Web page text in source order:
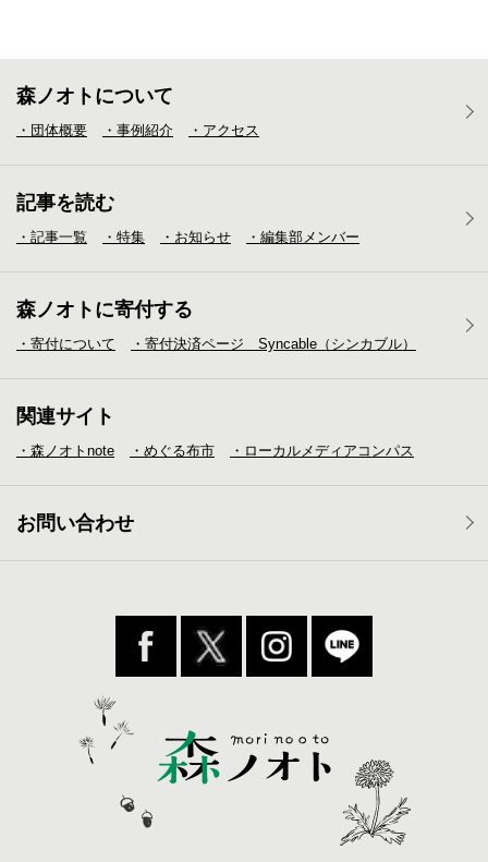
森ノオトについて
・団体概要 ・事例紹介 ・アクセス
記事を読む
・記事一覧 ・特集 ・お知らせ ・編集部メンバー
森ノオトに寄付する
・寄付について ・寄付決済ページ Syncable（シンカブル）
関連サイト
・森ノオトnote ・めぐる布市 ・ローカルメディア コンパス
お問い合わせ